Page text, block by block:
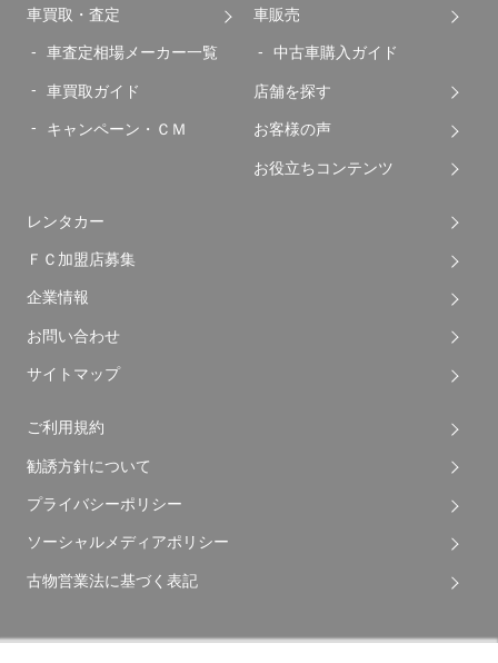
車買取・査定
車査定相場メーカー一覧
車買取ガイド
キャンペーン・ＣＭ
車販売
中古車購入ガイド
店舗を探す
お客様の声
お役立ちコンテンツ
レンタカー
ＦＣ加盟店募集
企業情報
お問い合わせ
サイトマップ
ご利用規約
勧誘方針について
プライバシーポリシー
ソーシャルメディアポリシー
古物営業法に基づく表記